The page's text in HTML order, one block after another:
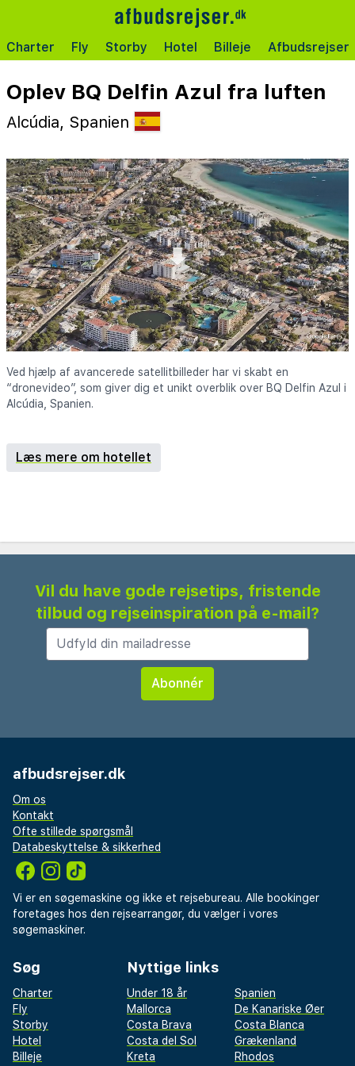
Charter Fly Storby Hotel Billeje Afbudsrejser
Oplev BQ Delfin Azul fra luften
Alcúdia, Spanien
Ved hjælp af avancerede satellitbilleder har vi skabt en
“dronevideo”, som giver dig et unikt overblik over BQ Delfin Azul i
Alcúdia, Spanien.
Læs mere om hotellet
Vil du have gode rejsetips, fristende
tilbud og rejseinspiration på e-mail?
afbudsrejser.dk
Om os
Kontakt
Ofte stillede spørgsmål
Databeskyttelse & sikkerhed
Vi er en søgemaskine og ikke et rejsebureau. Alle bookinger
foretages hos den rejsearrangør, du vælger i vores
søgemaskiner.
Søg
Charter
Fly
Storby
Hotel
Billeje
Nyttige links
Under 18 år
Spanien
Mallorca
De Kanariske Øer
Costa Brava
Costa Blanca
Costa del Sol
Grækenland
Kreta
Rhodos